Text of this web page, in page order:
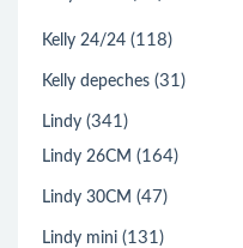
Kelly 24/24 (118)
Kelly depeches (31)
Lindy (341)
Lindy 26CM (164)
Lindy 30CM (47)
Lindy mini (131)